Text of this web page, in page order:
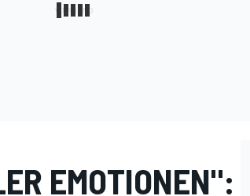
EMOTIONEN":